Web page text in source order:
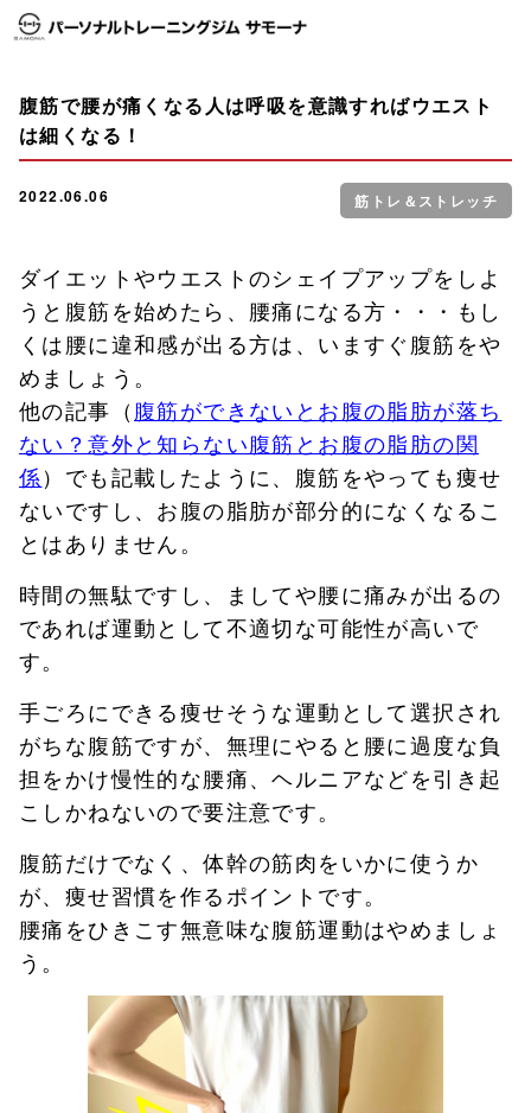
腹筋で腰が痛くなる人は呼吸を意識すればウエスト
は細くなる！
2022.06.06 筋トレ＆ストレッチ
ダイエットやウエストのシェイプアップをしよ
うと腹筋を始めたら、腰痛になる方・・・もし
くは腰に違和感が出る方は、いますぐ腹筋をや
めましょう。
他の記事（腹筋ができないとお腹の脂肪が落ち
ない？意外と知らない腹筋とお腹の脂肪の関
係）でも記載したように、腹筋をやっても痩せ
ないですし、お腹の脂肪が部分的になくなるこ
とはありません。
時間の無駄ですし、ましてや腰に痛みが出るの
であれば運動として不適切な可能性が高いで
す。
手ごろにできる痩せそうな運動として選択され
がちな腹筋ですが、無理にやると腰に過度な負
担をかけ慢性的な腰痛、ヘルニアなどを引き起
こしかねないので要注意です。
腹筋だけでなく、体幹の筋肉をいかに使うか
が、痩せ習慣を作るポイントです。
腰痛をひきこす無意味な腹筋運動はやめましょ
う。